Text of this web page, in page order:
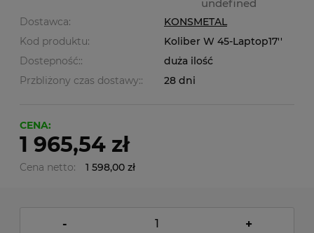
undefined
Dostawca:
KONSMETAL
Kod produktu:
Koliber W 45-Laptop17''
Dostepność::
duża ilość
Przbliżony czas dostawy::
28 dni
CENA:
1 965,54 zł
Cena netto: 1 598,00 zł
- +